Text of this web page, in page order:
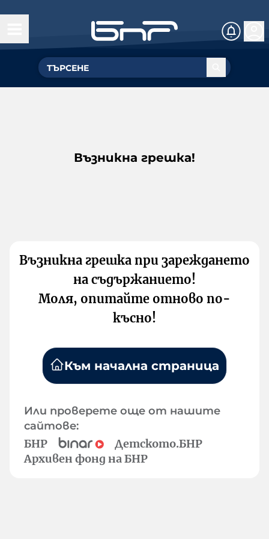
Възникна грешка!
Възникна грешка при зареждането
на съдържанието!
Моля, опитайте отново по-
късно!
Към начална страница
Или проверете още от нашите
сайтове:
БНР
Детското.БНР
Архивен фонд на БНР